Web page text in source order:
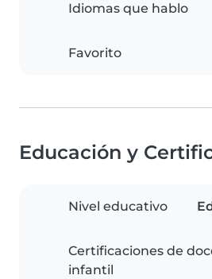
Idiomas que hablo
Favorito
Educación y
Nivel educativo
Certificaciones de
infantil